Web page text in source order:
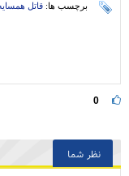
برچسب ها: قاتل
0
نظر شما